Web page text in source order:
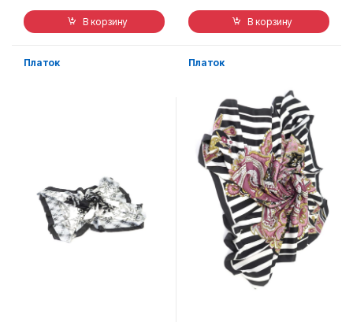
В корзину В корзину
Платок Платок